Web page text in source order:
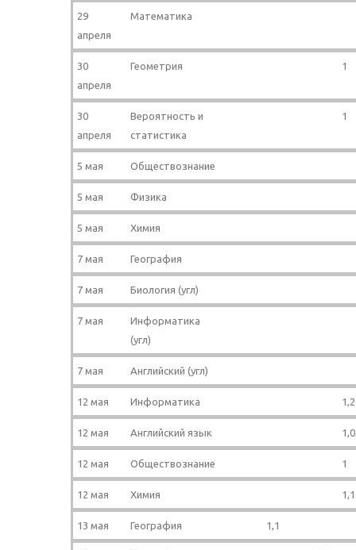
29
апреля
Математика
30
апреля
Геометрия 1
30
апреля
Вероятность и
статистика
1
5 мая Обществознание
5 мая Физика
5 мая Химия
7 мая География
7 мая Биология (угл)
7 мая
Информатика
(угл)
7 мая Английский (угл)
12 мая Информатика
12 мая Английский язык
12 мая Обществознание 1
12 мая Химия 1,1
13 мая География 1,1